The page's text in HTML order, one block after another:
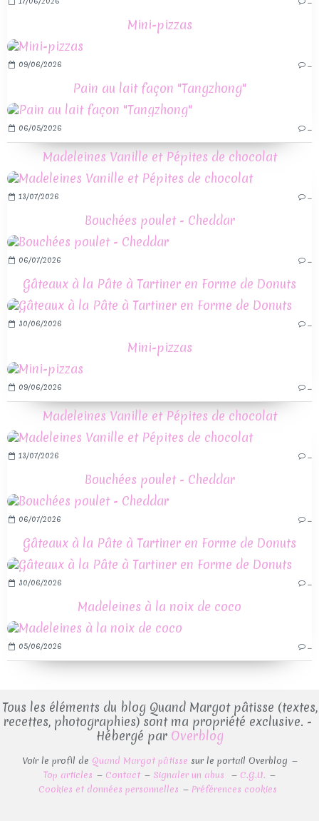
Mini-pizzas
09/06/2026
Pain au lait façon "Tangzhong"
06/05/2026
Madeleines Vanille et Pépites de chocolat
13/07/2026
Bouchées poulet - Cheddar
06/07/2026
Gâteaux à la Pâte à Tartiner en Forme de Donuts
30/06/2026
Mini-pizzas
09/06/2026
Madeleines Vanille et Pépites de chocolat
13/07/2026
Bouchées poulet - Cheddar
06/07/2026
Gâteaux à la Pâte à Tartiner en Forme de Donuts
30/06/2026
Madeleines à la noix de coco
05/06/2026
Tous les éléments du blog Quand Margot pâtisse (textes,
recettes, photographies) sont ma propriété exclusive. -
Hébergé par Overblog
Voir le profil de Quand Margot pâtisse sur le portail Overblog
Top articles
Contact Signaler un abus
C.G.U.
Cookies et données personnelles
Préférences cookies